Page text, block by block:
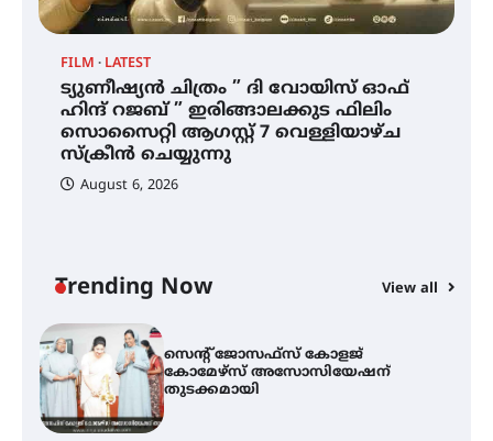
FILM LATEST
ട്യുണീഷ്യൻ ചിത്രം ” ദി വോയിസ് ഓഫ്
ഹിന്ദ് റജബ് ” ഇരിങ്ങാലക്കുട ഫിലിം
സൊസൈറ്റി ആഗസ്റ്റ് 7 വെള്ളിയാഴ്ച
സ്‌ക്രീൻ ചെയ്യുന്നു
August 6, 2026
Trending Now View all
സ്വദേശി ആതിര എം കെ യുടെ
നേട്ടം പ്രതിസന്ധികളോട് പൊരുതി
ട്യുണീഷ്യൻ ചിത്രം ” ദി വോയിസ്
ഓഫ് ഹിന്ദ് റജബ് ” ഇരിങ്ങാലക്കുട
ഫിലിം സൊസൈറ്റി ആഗസ്റ്റ് 7
വെള്ളിയാഴ്ച സ്‌ക്രീൻ ചെയ്യുന്നു
കോമേഴ്സ് എക്സ്പോയുമായി
എസ് എൻ ഹയർ സെക്കൻഡറി
വിദ്യാർത്ഥികൾ